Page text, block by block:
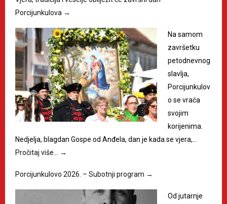
Porcijunkulova →
Na samom
završetku
petodnevnog
slavlja,
Porcijunkulov
o se vraća
svojim
korijenima.
Nedjelja, blagdan Gospe od Anđela, dan je kada se vjera,…
Pročitaj više…
→
Porcijunkulovo 2026. – Subotnji program →
Od jutarnje